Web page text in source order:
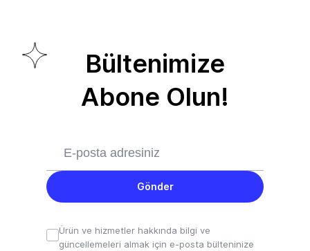
Bültenimize
Abone Olun!
Gönder
Ürün ve hizmetler hakkında bilgi ve
güncellemeleri almak için e-posta bülteninize